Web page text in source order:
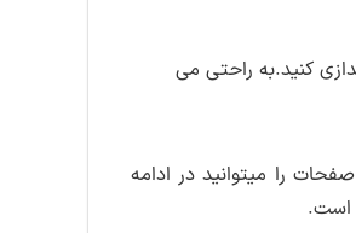
کنید.به این
کنید.به راحتی می
را میتوانید در ادامه
است.